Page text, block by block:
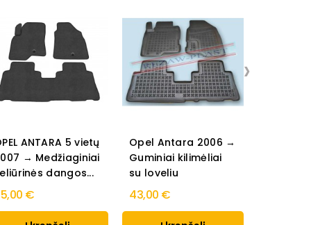
ANTARA 5 vietų
→ Medžiaginiai
dangos...
€
Opel Antara 2006 →
Guminiai kilimėliai
su loveliu
43,00 €
›